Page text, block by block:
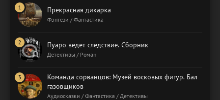
Прекрасная дикарка
Фэнтези / Фантастика
Пуаро ведет следствие. Сборник
Детективы / Роман
Команда сорванцов: Музей восковых фигур. Бал
газовщиков
Аудиосказки / Фантастика / Детективы